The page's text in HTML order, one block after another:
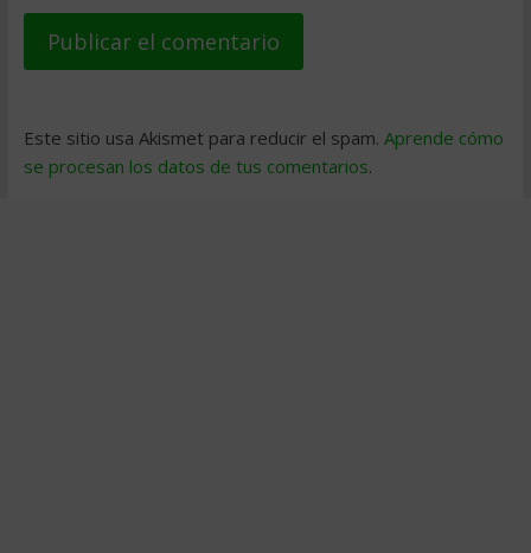
Este sitio usa Akismet para reducir el spam. Aprende cómo
se procesan los datos de tus comentarios.